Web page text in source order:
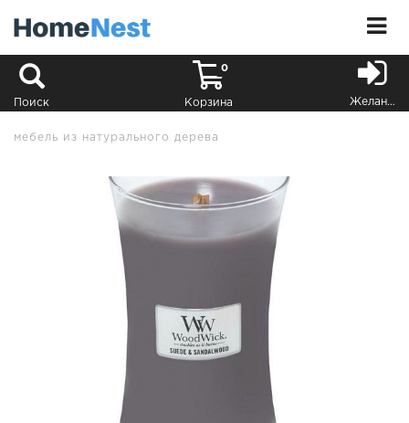
Поиск
0
Корзина Желания
мебель из натурального дерева